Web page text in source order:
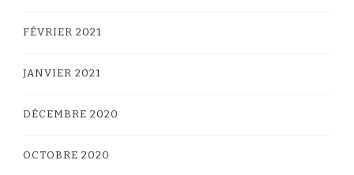
FÉVRIER 2021
JANVIER 2021
DÉCEMBRE 2020
OCTOBRE 2020